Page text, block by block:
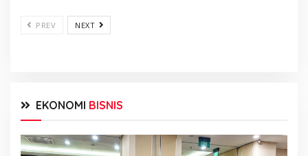
PREV NEXT
EKONOMI BISNIS